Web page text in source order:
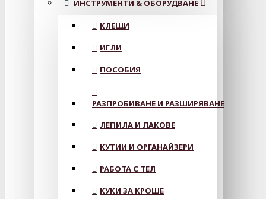
ИНСТРУМЕНТИ & ОБОРУДВАНЕ
КЛЕЩИ
ИГЛИ
ПОСОБИЯ
РАЗПРОБИВАНЕ И РАЗШИРЯВАНЕ
ЛЕПИЛА И ЛАКОВЕ
КУТИИ И ОРГАНАЙЗЕРИ
РАБОТА С ТЕЛ
КУКИ ЗА КРОШЕ